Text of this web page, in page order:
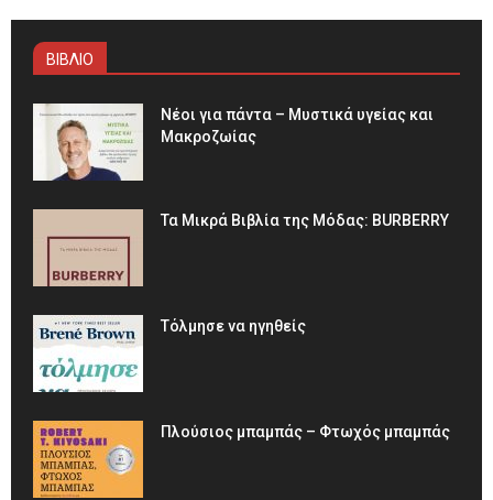
ΒΙΒΛΙΟ
Νέοι για πάντα – Μυστικά υγείας και
Μακροζωίας
Τα Μικρά Βιβλία της Μόδας: BURBERRY
Τόλμησε να ηγηθείς
Πλούσιος μπαμπάς – Φτωχός μπαμπάς